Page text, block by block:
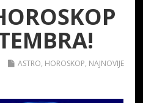
ASTRO, HOROSKOP, NAJNOVIJE